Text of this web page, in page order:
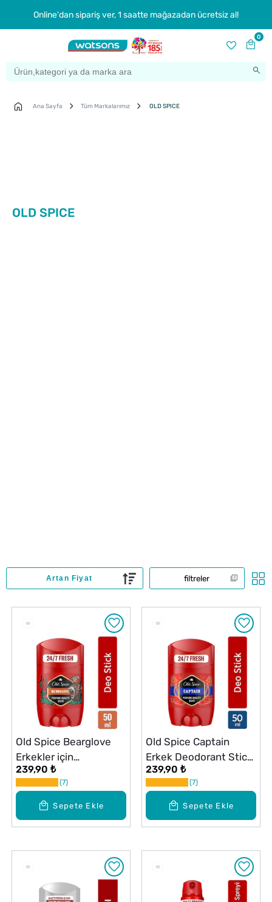
Online'dan sipariş ver, 1 saatte mağazadan ücretsiz al!
0
Ana Sayfa Tüm Markalarımız OLD SPICE
OLD SPICE
filtreler
Sepete Ekle
Old Spice Bearglove
Erkekler için
Deodorant Stick 50 ml
239,90 ₺
7
Sepete Ekle
Old Spice Captain
Erkek Deodorant Stick
50 ml
239,90 ₺
7